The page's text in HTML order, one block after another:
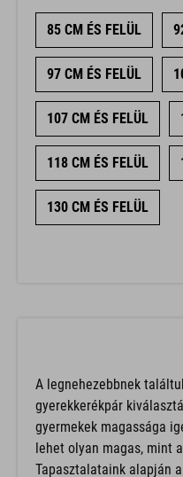
85 CM ÉS FELÜL
97 CM ÉS FELÜL
107 CM ÉS FELÜL
118 CM ÉS FELÜL
130 CM ÉS FELÜL
A legnehezebbnek
gyerekkerékpár
gyermekek magassága
lehet olyan magas, mint
Tapasztalataink alapján